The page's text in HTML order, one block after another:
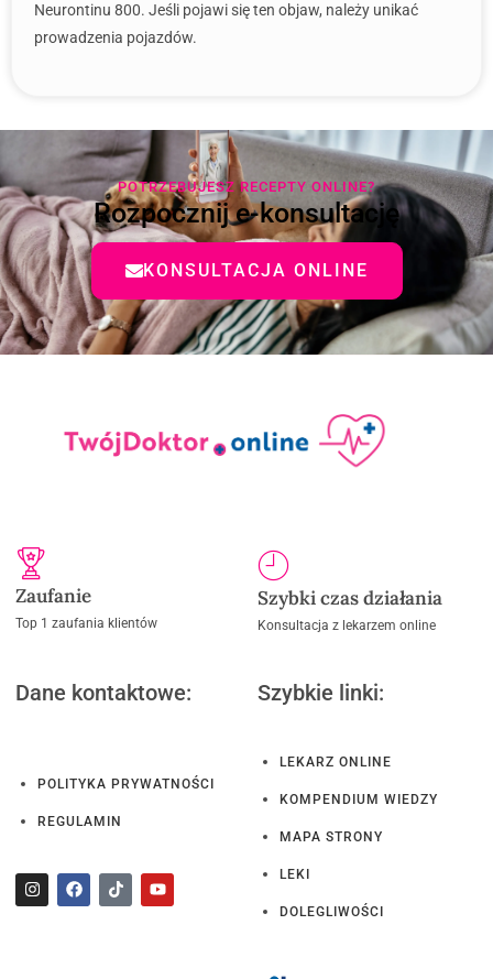
Neurontinu 800. Jeśli pojawi się ten objaw, należy unikać
prowadzenia pojazdów.
POTRZEBUJESZ RECEPTY ONLINE?
Rozpocznij e-konsultację
KONSULTACJA ONLINE
Zaufanie
Top 1 zaufania klientów
Szybki czas działania
Konsultacja z lekarzem online
Dane kontaktowe:
POLITYKA PRYWATNOŚCI
REGULAMIN
Szybkie linki:
LEKARZ ONLINE
KOMPENDIUM WIEDZY
MAPA STRONY
LEKI
DOLEGLIWOŚCI